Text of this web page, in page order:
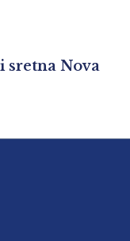
sretna Nova